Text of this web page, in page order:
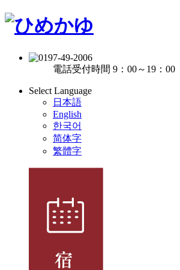
電話受付時間 9：00～19：00
Select Language
日本語
English
한국어
简体字
繁體字